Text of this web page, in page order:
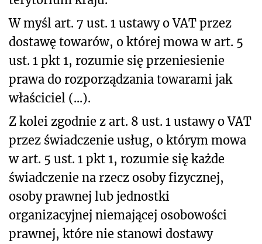
W myśl art. 7 ust. 1 ustawy o VAT przez
dostawę towarów, o której mowa w art. 5
ust. 1 pkt 1, rozumie się przeniesienie
prawa do rozporządzania towarami jak
właściciel (...).
Z kolei zgodnie z art. 8 ust. 1 ustawy o VAT
przez świadczenie usług, o którym mowa
w art. 5 ust. 1 pkt 1, rozumie się każde
świadczenie na rzecz osoby fizycznej,
osoby prawnej lub jednostki
organizacyjnej niemającej osobowości
prawnej, które nie stanowi dostawy